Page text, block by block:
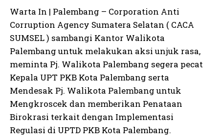
Warta In | Palembang – Corporation Anti
Corruption Agency Sumatera Selatan ( CACA
SUMSEL ) sambangi Kantor Walikota
Palembang untuk melakukan aksi unjuk rasa,
meminta Pj. Walikota Palembang segera pecat
Kepala UPT PKB Kota Palembang serta
Mendesak Pj. Walikota Palembang untuk
Mengkroscek dan memberikan Penataan
Birokrasi terkait dengan Implementasi
Regulasi di UPTD PKB Kota Palembang.